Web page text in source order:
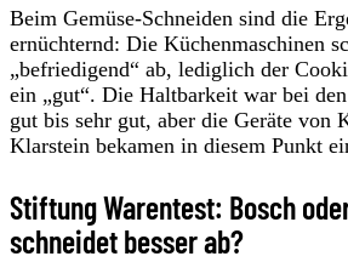
Beim Gemüse-Schneiden sind die
ernüchternd: Die Küchenmaschinen
„befriedigend“ ab, lediglich der
ein „gut“. Die Haltbarkeit war bei
gut bis sehr gut, aber die Geräte von
Klarstein bekamen in diesem Punkt
Stiftung Warentest: Bosch
schneidet besser ab?